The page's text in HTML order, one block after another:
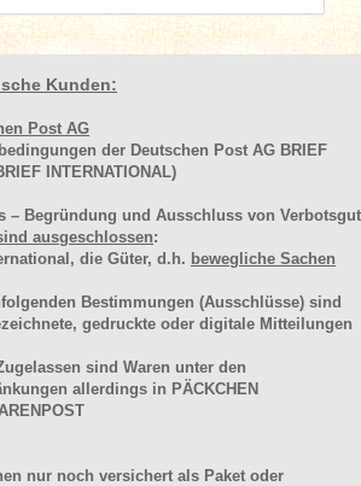
Kunden:
Post AG
der Deutschen Post AG BRIEF
INTERNATIONAL)
– Begründung und Ausschluss von Verbotsgut
ausgeschlossen:
die Güter, d.h. bewegliche Sachen
Bestimmungen (Ausschlüsse) sind
gedruckte oder digitale Mitteilungen
sind Waren unter den
allerdings in PÄCKCHEN
nur noch versichert als Paket oder